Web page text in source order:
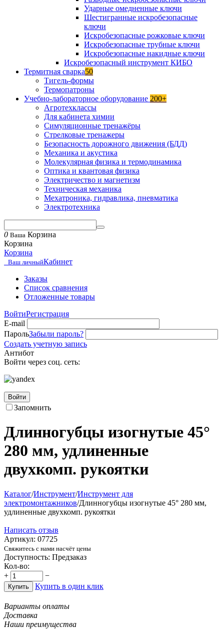
Ударные омедненные ключи
Шестигранные искробезопасные
ключи
Искробезопасные рожковые ключи
Искробезопасные трубные ключи
Искробезопасные накидные ключи
Искробезопасный инструмент КИБО
Термитная сварка50
Тигель-формы
Термопатроны
Учебно-лабораторное оборудование 200+
Агротехклассы
Для кабинета химии
Симуляционные тренажёры
Стрелковые тренажеры
Безопасность дорожного движения (БДД)
Механика и акустика
Молекулярная физика и термодинамика
Оптика и квантовая физика
Электричество и магнетизм
Техническая механика
Мехатроника, гидравлика, пневматика
Электротехника
0 Ваша Корзина
Корзина
Корзина
Ваш личныйКабинет
Заказы
Список сравнения
Отложенные товары
ВойтиРегистрация
E-mail
ПарольЗабыли пароль?
Создать учетную запись
Антибот
Войти через соц. сеть:
Войти
Запомнить
Длинногубцы изогнутые 45°
280 мм, удлиненные
двухкомп. рукоятки
Каталог/Инструмент/Инструмент для
электромонтажников/Длинногубцы изогнутые 45° 280 мм,
удлиненные двухкомп. рукоятки
Написать отзыв
Артикул: 07725
Свяжитесь с нами насчёт цены
Доступность: Предзаказ
Кол-во:
+
−
Купить Купить в один клик
Варианты оплаты
Доставка
Наши преимущества